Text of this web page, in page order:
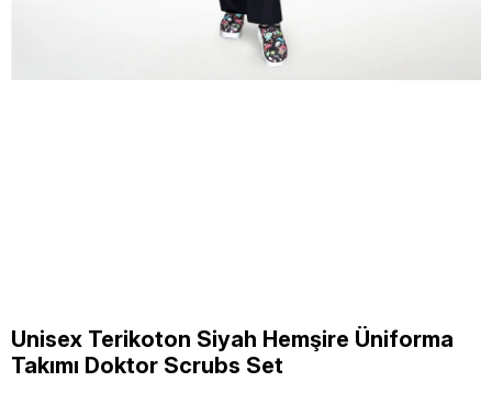
Unisex Terikoton Siyah Hemşire Üniforma
Takımı Doktor Scrubs Set